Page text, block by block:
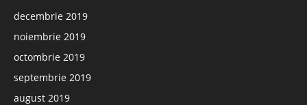
decembrie 2019
noiembrie 2019
octombrie 2019
septembrie 2019
august 2019